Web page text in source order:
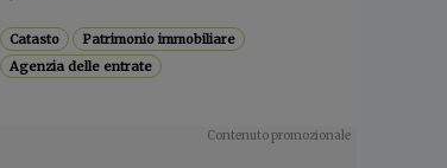
Catasto
Patrimonio immobiliare
Agenzia delle entrate